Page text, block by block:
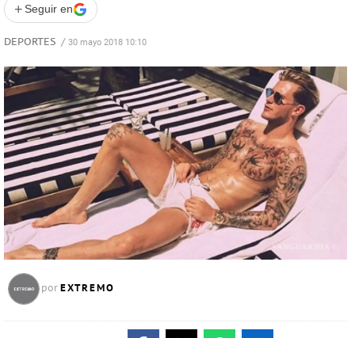
+ Seguir en
DEPORTES / 30 mayo 2018 10:10
por EXTREMO